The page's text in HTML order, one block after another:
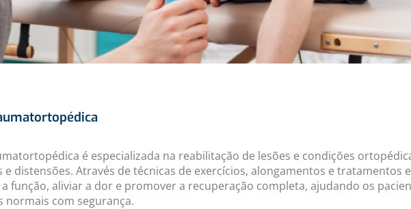
é especializada na reabilitação de lesões e condições
distensões. Através de técnicas de exercícios, alongamentos e tratamentos
função, aliviar a dor e promover a recuperação completa, ajudando os
normais com segurança.